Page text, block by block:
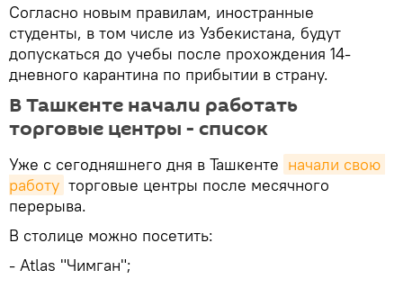
Согласно новым правилам, иностранные
студенты, в том числе из Узбекистана, будут
допускаться до учебы после прохождения 14-
дневного карантина по прибытии в страну.
В Ташкенте начали работать
торговые центры - список
Уже с сегодняшнего дня в Ташкенте начали свою
работу торговые центры после месячного
перерыва.
В столице можно посетить:
- Atlas "Чимган";